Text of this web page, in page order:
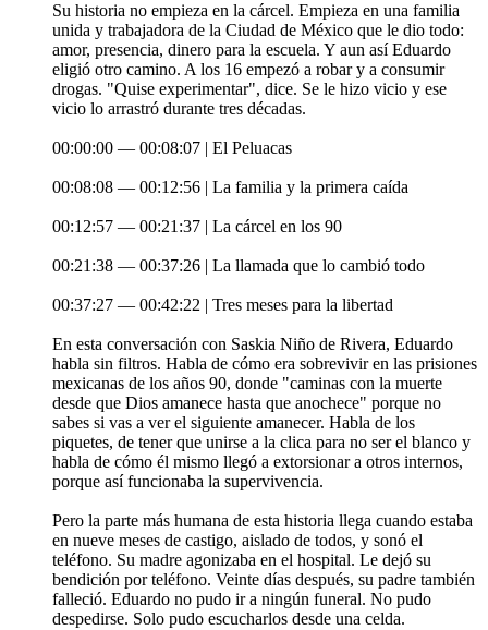
Su historia no empieza en la cárcel. Empieza en una familia
unida y trabajadora de la Ciudad de México que le dio todo:
amor, presencia, dinero para la escuela. Y aun así Eduardo
eligió otro camino. A los 16 empezó a robar y a consumir
drogas. "Quise experimentar", dice. Se le hizo vicio y ese
vicio lo arrastró durante tres décadas.
00:00:00 — 00:08:07 | El Peluacas
00:08:08 — 00:12:56 | La familia y la primera caída
00:12:57 — 00:21:37 | La cárcel en los 90
00:21:38 — 00:37:26 | La llamada que lo cambió todo
00:37:27 — 00:42:22 | Tres meses para la libertad
En esta conversación con Saskia Niño de Rivera, Eduardo
habla sin filtros. Habla de cómo era sobrevivir en las prisiones
mexicanas de los años 90, donde "caminas con la muerte
desde que Dios amanece hasta que anochece" porque no
sabes si vas a ver el siguiente amanecer. Habla de los
piquetes, de tener que unirse a la clica para no ser el blanco y
habla de cómo él mismo llegó a extorsionar a otros internos,
porque así funcionaba la supervivencia.
Pero la parte más humana de esta historia llega cuando estaba
en nueve meses de castigo, aislado de todos, y sonó el
teléfono. Su madre agonizaba en el hospital. Le dejó su
bendición por teléfono. Veinte días después, su padre también
falleció. Eduardo no pudo ir a ningún funeral. No pudo
despedirse. Solo pudo escucharlos desde una celda.